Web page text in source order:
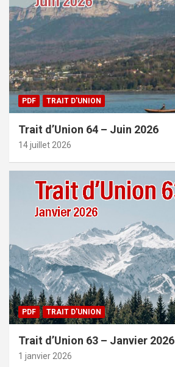
PDF TRAIT D'UNION
Trait d’Union 64 – Juin 2026
14 juillet 2026
PDF TRAIT D'UNION
Trait d’Union 63 – Janvier 2026
1 janvier 2026